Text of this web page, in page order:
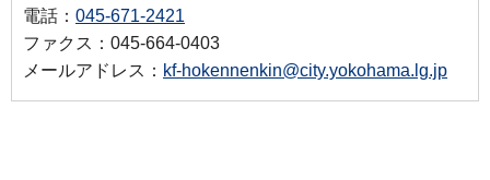
電話： 045-671-2421
ファクス：045-664-0403
メールアドレス： kf-hokennenkin@city.yokohama.lg.jp